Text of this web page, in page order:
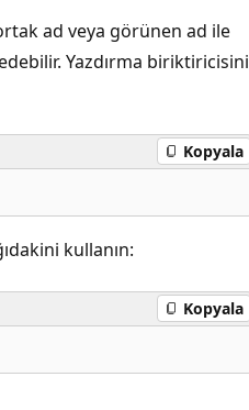
ad veya görünen ad ile
Yazdırma biriktiricisini
Kopyala
kullanın:
Kopyala